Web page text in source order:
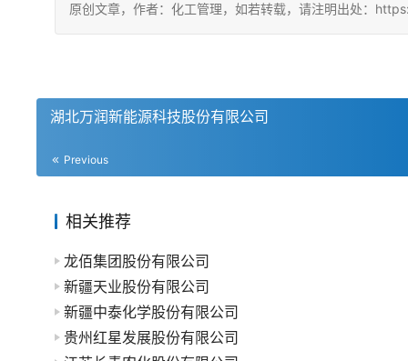
原创文章，作者：化工管理，如若转载，请注明出处：
湖北万润新能源科技股份有限公司
Previous
相关推荐
龙佰集团股份有限公司
新疆天业股份有限公司
新疆中泰化学股份有限公司
贵州红星发展股份有限公司